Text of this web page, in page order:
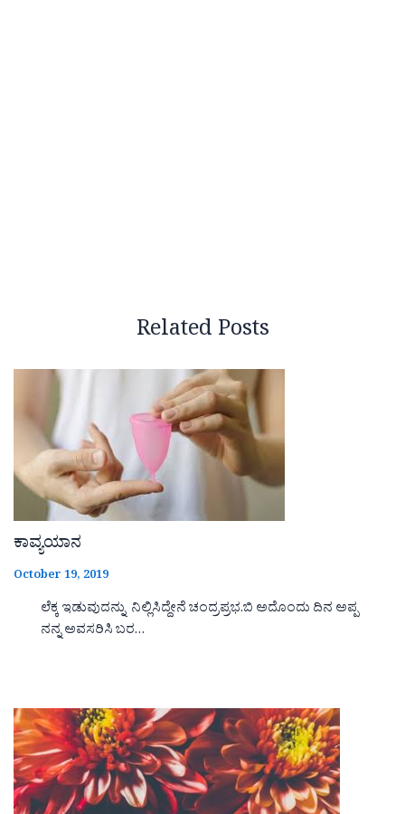
Related Posts
ಕಾವ್ಯಯಾನ
October 19, 2019
ಲೆಕ್ಕ ಇಡುವುದನ್ನು ನಿಲ್ಲಿಸಿದ್ದೇನೆ ಚಂದ್ರಪ್ರಭ.ಬಿ ಅದೊಂದು ದಿನ ಅಪ್ಪ
ನನ್ನ ಅವಸರಿಸಿ ಬರ…